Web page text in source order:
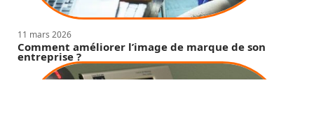
11 mars 2026
Comment améliorer l’image de marque de son
entreprise ?